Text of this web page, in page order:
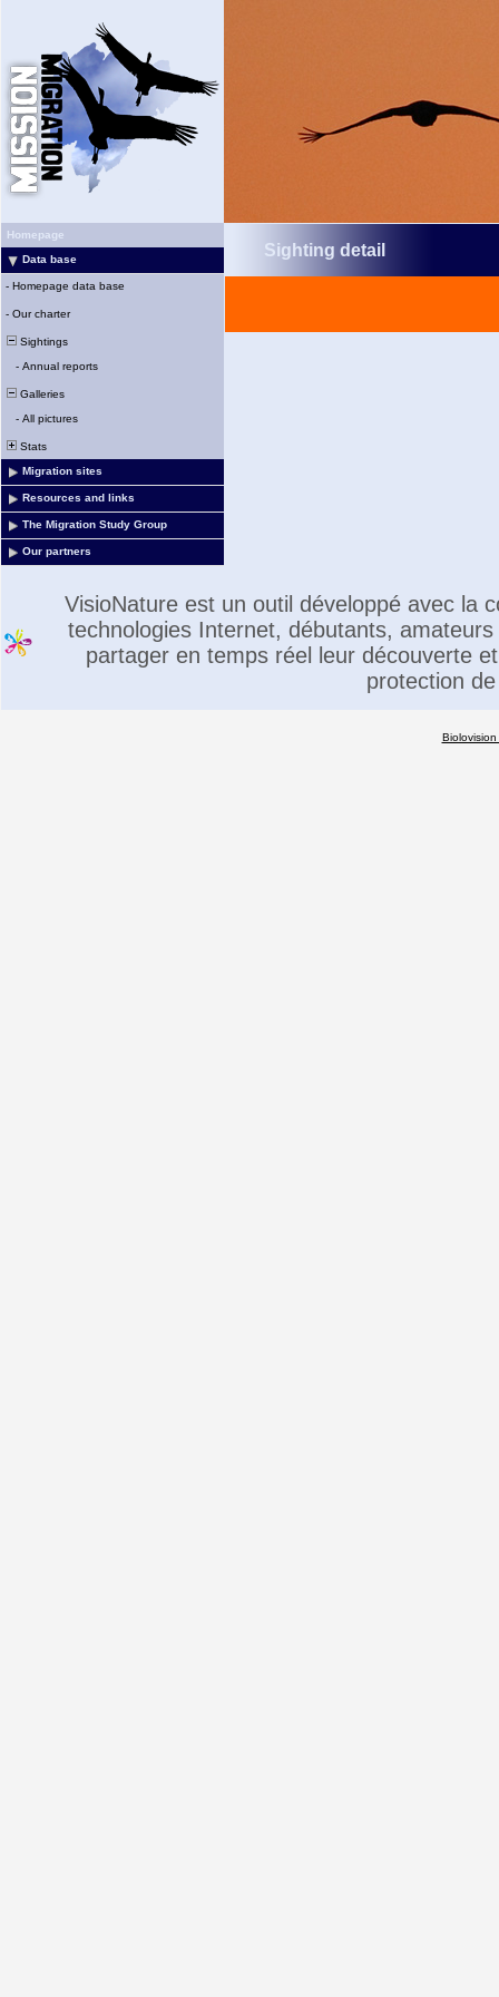
Homepage
Data base
- Homepage data base
- Our charter
Sightings
- Annual reports
Galleries
- All pictures
Stats
Migration sites
Resources and links
The Migration Study Group
Our partners
Sighting detail
VisioNature est un outil développé avec la
technologies Internet, débutants,
partager en temps réel leur découverte
protection
Biolovision